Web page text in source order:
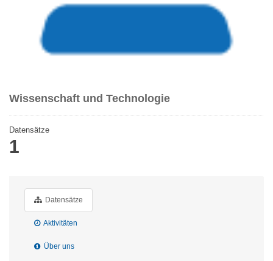
Wissenschaft und Technologie
Datensätze
1
Datensätze
Aktivitäten
Über uns